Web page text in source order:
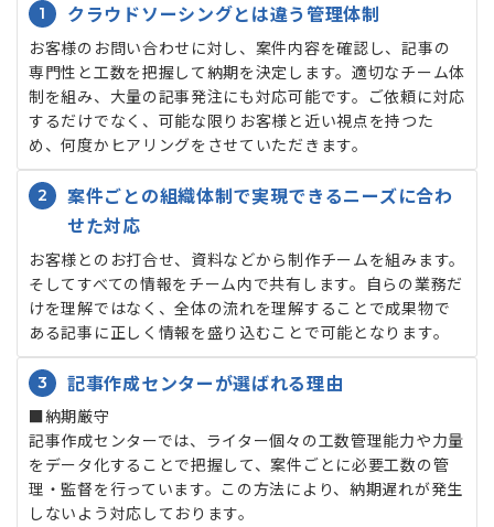
1 クラウドソーシングとは違う管理体制
お客様のお問い合わせに対し、案件内容を確認し、記事の
専門性と工数を把握して納期を決定します。適切なチーム体
制を組み、大量の記事発注にも対応可能です。ご依頼に対応
するだけでなく、可能な限りお客様と近い視点を持つた
め、何度かヒアリングをさせていただきます。
2
案件ごとの組織体制で実現できるニーズに合わ
せた対応
お客様とのお打合せ、資料などから制作チームを組みます。
そしてすべての情報をチーム内で共有します。自らの業務だ
けを理解ではなく、全体の流れを理解することで成果物で
ある記事に正しく情報を盛り込むことで可能となります。
3 記事作成センターが選ばれる理由
■納期厳守
記事作成センターでは、ライター個々の工数管理能力や力量
をデータ化することで把握して、案件ごとに必要工数の管
理・監督を行っています。この方法により、納期遅れが発生
しないよう対応しております。